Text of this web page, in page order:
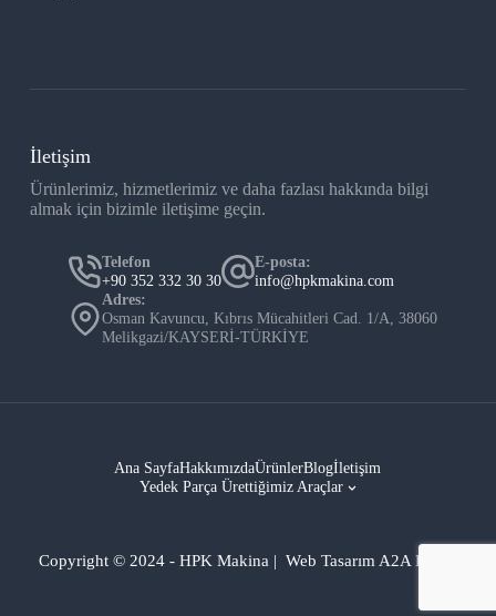
İletişim
Ürünlerimiz, hizmetlerimiz ve daha fazlası hakkında bilgi
almak için bizimle iletişime geçin.
Telefon
+90 352 332 30 30
E-posta:
info@hpkmakina.com
Adres:
Osman Kavuncu, Kıbrıs Mücahitleri Cad. 1/A, 38060
Melikgazi/KAYSERİ-TÜRKİYE
Ana SayfaHakkımızdaÜrünlerBlogİletişim
Yedek Parça Ürettiğimiz Araçlar
Copyright © 2024 - HPK Makina | Web Tasarım A2A Dijital